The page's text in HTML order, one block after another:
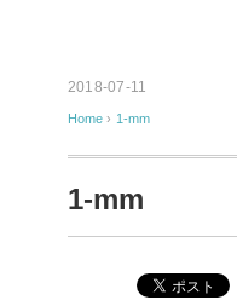
2018-07-11
Home › 1-mm
1-mm